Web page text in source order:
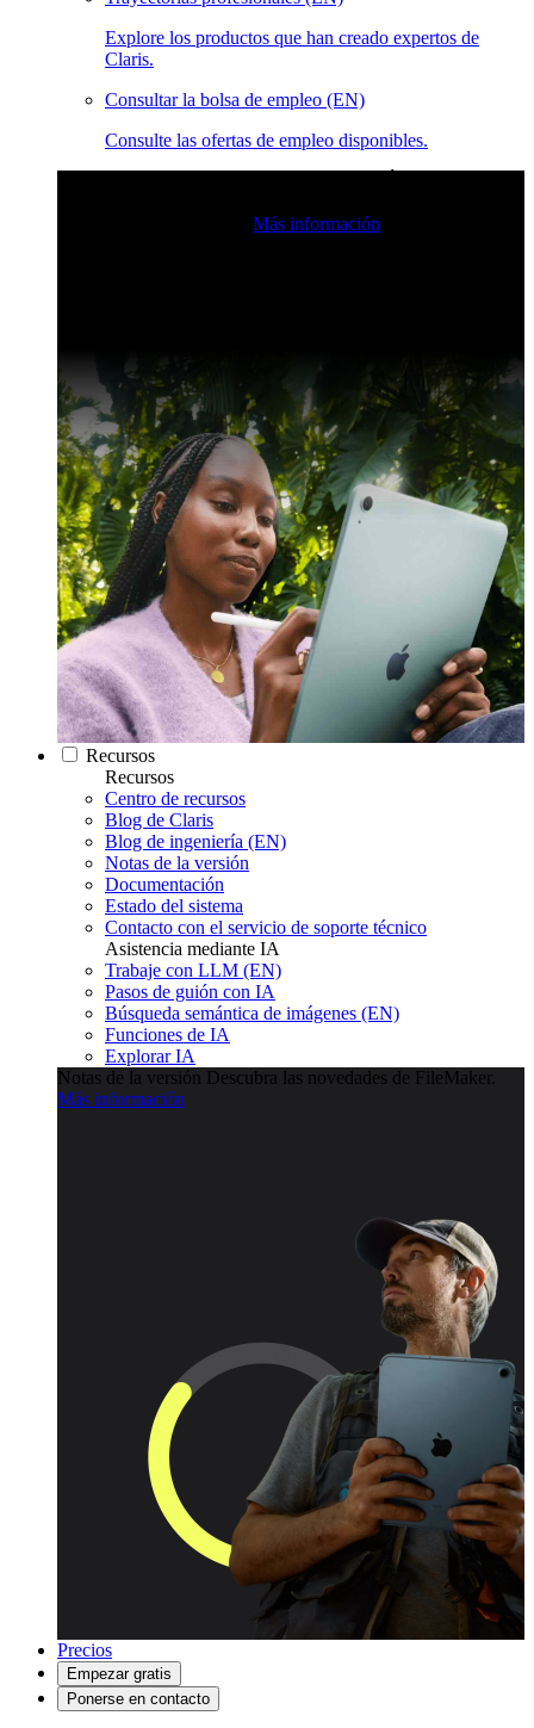
Explore los productos que han creado expertos de
Claris.
Consultar la bolsa de empleo (EN)
Consulte las ofertas de empleo disponibles.
Más información
Recursos
Recursos
Centro de recursos
Blog de Claris
Blog de ingeniería (EN)
Notas de la versión
Documentación
Estado del sistema
Contacto con el servicio de soporte técnico
Asistencia mediante IA
Trabaje con LLM (EN)
Pasos de guión con IA
Búsqueda semántica de imágenes (EN)
Funciones de IA
Explorar IA
Notas de la versión Descubra las novedades de FileMaker.
Más información
Precios
Empezar gratis
Ponerse en contacto